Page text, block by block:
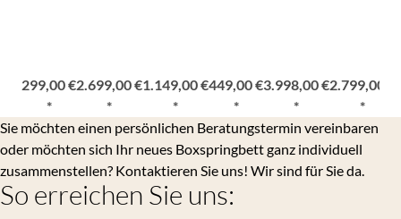
299,00 €
*
2.699,00 €
*
1.149,00 €
*
449,00 €
*
3.998,00 €
*
2.799,00 €
*
Sie möchten einen persönlichen Beratungstermin vereinbaren
oder möchten sich Ihr neues Boxspringbett ganz individuell
zusammenstellen? Kontaktieren Sie uns! Wir sind für Sie da.
So erreichen Sie uns: